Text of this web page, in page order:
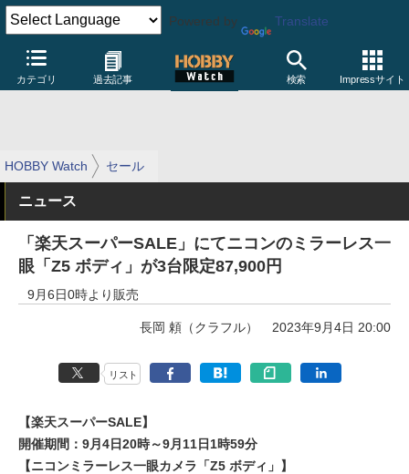
Powered by Translate
カテゴリ 過去記事 検索 Impressサイト
HOBBY Watch セール
ニュース
「楽天スーパーSALE」にてニコンのミラーレス一
眼「Z5 ボディ」が3台限定87,900円
9月6日0時より販売
長岡 頼（クラフル） 2023年9月4日 20:00
リスト
【楽天スーパーSALE】
開催期間：9月4日20時～9月11日1時59分
【ニコンミラーレス一眼カメラ「Z5 ボディ」】